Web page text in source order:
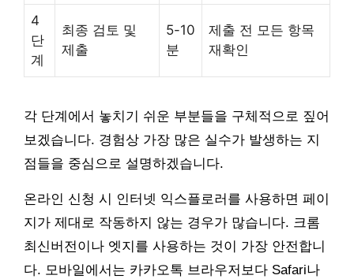
4
단
계
최종 검토 및
제출
5-10
분
제출 전 모든 항목
재확인
각 단계에서 놓치기 쉬운 부분들을 구체적으로 짚어
보겠습니다. 경험상 가장 많은 실수가 발생하는 지
점들을 중심으로 설명하겠습니다.
온라인 신청 시 인터넷 익스플로러를 사용하면 페이
지가 제대로 작동하지 않는 경우가 많습니다. 크롬
최신버전이나 엣지를 사용하는 것이 가장 안전합니
다. 모바일에서는 카카오톡 브라우저보다 Safari나